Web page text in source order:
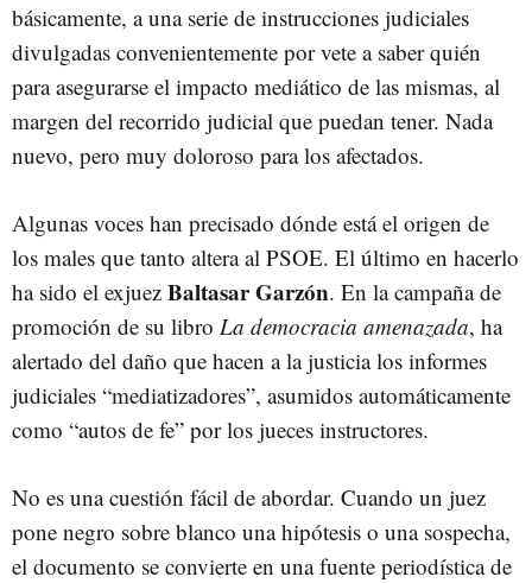
básicamente, a una serie de instrucciones judiciales
divulgadas convenientemente por vete a saber quién
para asegurarse el impacto mediático de las mismas, al
margen del recorrido judicial que puedan tener. Nada
nuevo, pero muy doloroso para los afectados.
Algunas voces han precisado dónde está el origen de
los males que tanto altera al PSOE. El último en hacerlo
ha sido el exjuez Baltasar Garzón. En la campaña de
promoción de su libro La democracia amenazada, ha
alertado del daño que hacen a la justicia los informes
judiciales “mediatizadores”, asumidos automáticamente
como “autos de fe” por los jueces instructores.
No es una cuestión fácil de abordar. Cuando un juez
pone negro sobre blanco una hipótesis o una sospecha,
el documento se convierte en una fuente periodística de